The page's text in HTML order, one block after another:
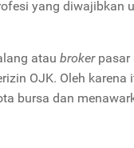
yang diwajibkan
atau broker pasar
OJK. Oleh
bursa dan